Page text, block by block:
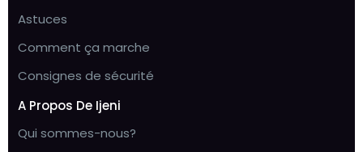
Astuces
Comment ça marche
Consignes de sécurité
A Propos De Ijeni
Qui sommes-nous?